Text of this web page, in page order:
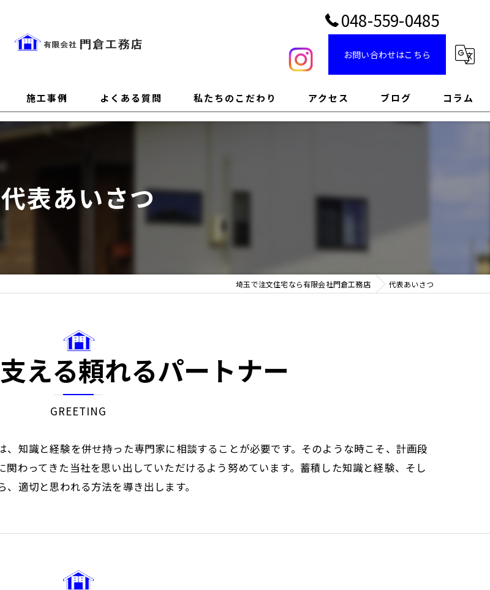
048-559-0485
お問い合わせはこちら
施工事例 よくある質問 私たちのこだわり
デザインのこだわり
素材のこだわり
新築のこだわり
リフォームのこだわり
アクセス ブログ コラム
代表あいさつ
埼玉で注文住宅なら有限会社門倉工務店 代表あいさつ
える頼れるパートナー
GREETING
知識と経験を併せ持った専門家に相談することが必要です。そのような時こそ、計画段
わってきた当社を思い出していただけるよう努めています。蓄積した知識と経験、そし
適切と思われる方法を導き出します。